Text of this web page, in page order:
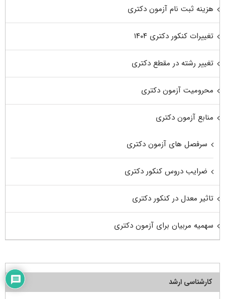
هزینه ثبت نام آزمون دکتری
تغییرات کنکور دکتری ۱۴۰۴
تغییر رشته در مقطع دکتری
محرومیت آزمون دکتری
منابع آزمون دکتری
سرفصل های آزمون دکتری
ضرایب دروس کنکور دکتری
تاثیر معدل در کنکور دکتری
سهمیه مربیان برای آزمون دکتری
کارشناسی ارشد